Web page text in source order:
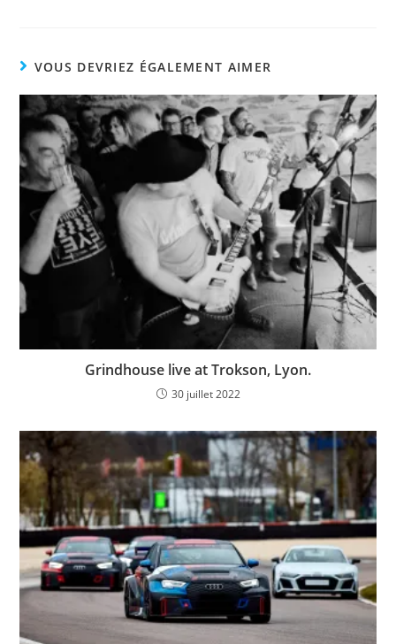
VOUS DEVRIEZ ÉGALEMENT AIMER
Grindhouse live at Trokson, Lyon.
30 juillet 2022